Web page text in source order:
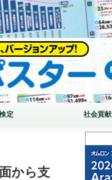
定 社会貢献
から支